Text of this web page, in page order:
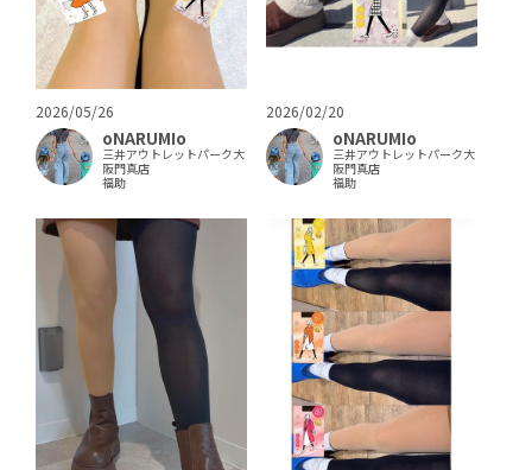
2026/05/26
oNARUMIo
三井アウトレットパーク大
阪門真店
福助
2026/02/20
oNARUMIo
三井アウトレットパーク大
阪門真店
福助